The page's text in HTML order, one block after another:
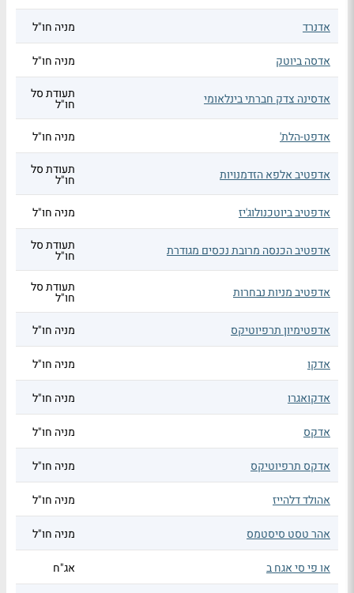
אדנרד מניה חו"ל
אדסה ביוטק מניה חו"ל
אדסינה צדק חברתי בינלאומי תעודת סל
חו"ל
אדפט-הלת'
מניה חו"ל
אדפטיב אלפא הזדמנויות תעודת סל
חו"ל
אדפטיב ביוטכנולוג'יז
מניה חו"ל
אדפטיב הכנסה מרובת נכסים מגודרת תעודת סל
חו"ל
אדפטיב מניות נבחרות תעודת סל
חו"ל
אדפטימיון תרפיוטיקס
מניה חו"ל
אדקו מניה חו"ל
אדקואגרו מניה חו"ל
אדקס מניה חו"ל
אדקס תרפיוטיקס מניה חו"ל
אהולד דלהייז מניה חו"ל
אהר טסט סיסטמס מניה חו"ל
או פי סי אגח ב אג"ח